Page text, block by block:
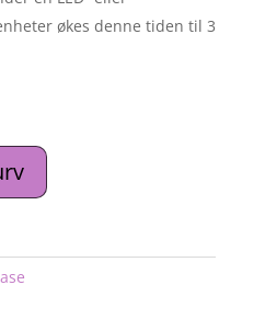
økes denne tiden til 3